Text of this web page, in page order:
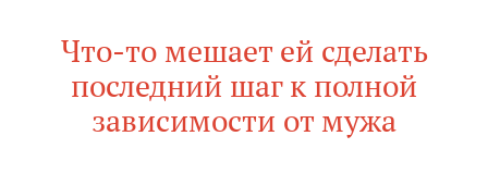
Что-то мешает ей сделать
последний шаг к полной
зависимости от мужа